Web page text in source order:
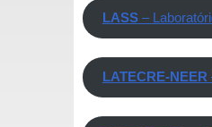
LASS–
LATECRE-NEER